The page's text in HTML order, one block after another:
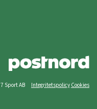
Sport AB Integritetspolicy Cookies